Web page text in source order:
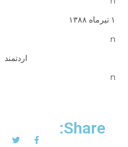
۱ تیرماه ۱۳۸۸
n
اردتمند
n
Share: